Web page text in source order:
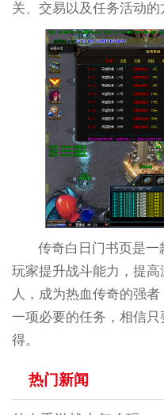
关、交易以及任务活动的
传奇白日门书页是
玩家提升战斗能力，提
人，成为热血传奇的强
一项必要的任务，相信
得。
热门新闻